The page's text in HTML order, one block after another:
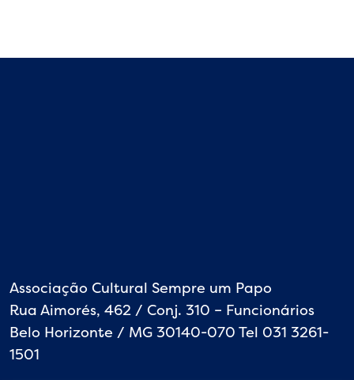
Associação Cultural Sempre um Papo
Rua Aimorés, 462 / Conj. 310 – Funcionários
Belo Horizonte / MG 30140-070 Tel 031 3261-
1501